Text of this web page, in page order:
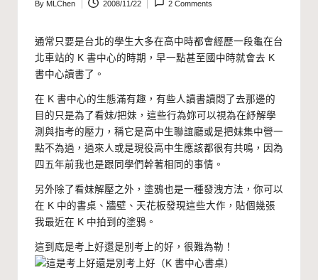
Posted
By MLChen 2008/11/22 2 Comments
通常只要是台北的學生大多在高中時都會經歷一段龜在台
北車站的 K 書中心的時期，早一點甚至國中時就會去 K
書中心讀書了。
在 K 書中心的生態滿有趣，有些人讀書讀悶了去那邊的
目的只是為了看妹/把妹，這些行為妳可以視為在紓解學
測與指考的壓力，稱它是高中生聯誼廳或是把妹集中營一
點不為過，過來人或是現役高中生應該都很有共鳴，因為
四五年前我也是跟同學們幹著相同的事情。
另外除了看妹解壓之外，塗鴉也是一種發洩方法，你可以
在 K 中的書桌、牆壁、天花板發現這些大作，貼個幾張
我最近在 K 中拍到的塗鴉。
這到底是考上好還是別考上的好，很難為勒！